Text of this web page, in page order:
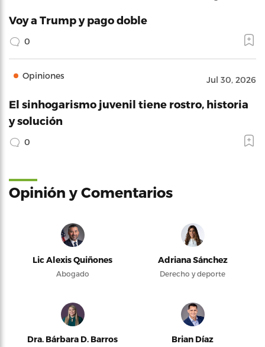
Voy a Trump y pago doble
0
Opiniones Jul 30, 2026
El sinhogarismo juvenil tiene rostro, historia
y solución
0
Opinión y Comentarios
Lic Alexis Quiñones
Abogado
Adriana Sánchez
Derecho y deporte
Dra. Bárbara D. Barros Brian Díaz